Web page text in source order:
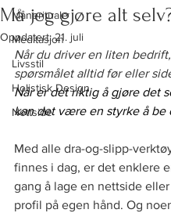
Månerituale
Meditasjon
Livsstil
Holistisk Design
Nettside
Må jeg gjøre alt
Oppdatert:21. juli
Når du driver en liten
spørsmålet alltid før eller
Når er det riktig å gjøre det
kan det være en styrke å be
Med alle dra-og-slipp-
finnes i dag, er det enklere
gang å lage en nettside
profil på egen hånd. Og